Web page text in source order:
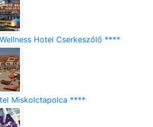
Hotel Cserkeszőlő ****
Miskolctapolca ****